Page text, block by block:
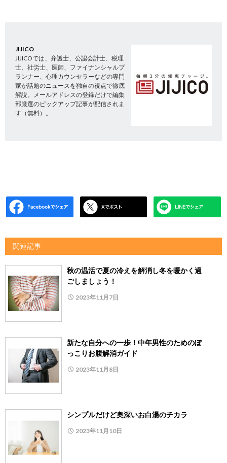
JIJICO
JIJICOでは、弁護士、公認会計士、税理
士、社労士、医師、ファイナンシャルプ
ランナー、心理カウンセラーなどの専門
家が話題のニュースを独自の視点で徹底
解説。メールアドレスの登録だけで編集
部厳選のピックアップ記事が配信されま
す（無料）。
関連記事
秋の温活で夏の冷えを解消し冬を暖かく過
ごしましょう！
2023年11月7日
新たな自分への一歩！中年男性のためのぽ
っこりお腹解消ガイド
2023年11月8日
シンプルだけど奥深いお白湯のチカラ
2023年11月10日